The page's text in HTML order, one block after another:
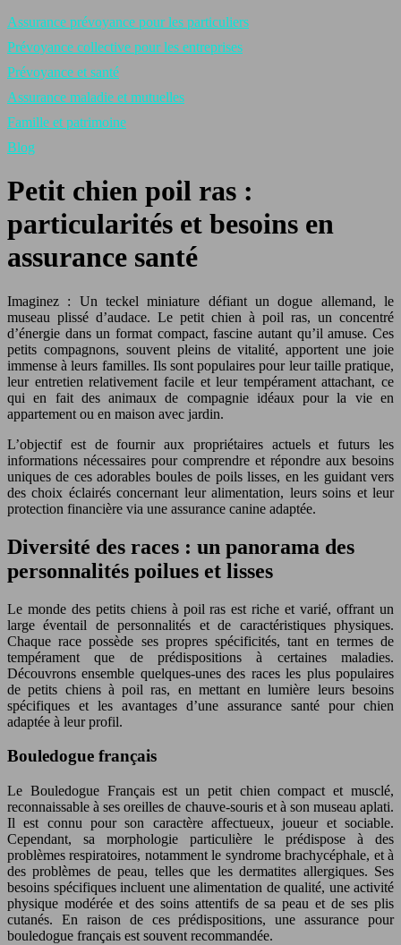
Assurance prévoyance pour les particuliers
Prévoyance collective pour les entreprises
Prévoyance et santé
Assurance maladie et mutuelles
Famille et patrimoine
Blog
Petit chien poil ras :
particularités et besoins en
assurance santé
Imaginez : Un teckel miniature défiant un dogue allemand, le
museau plissé d’audace. Le petit chien à poil ras, un concentré
d’énergie dans un format compact, fascine autant qu’il amuse. Ces
petits compagnons, souvent pleins de vitalité, apportent une joie
immense à leurs familles. Ils sont populaires pour leur taille pratique,
leur entretien relativement facile et leur tempérament attachant, ce
qui en fait des animaux de compagnie idéaux pour la vie en
appartement ou en maison avec jardin.
L’objectif est de fournir aux propriétaires actuels et futurs les
informations nécessaires pour comprendre et répondre aux besoins
uniques de ces adorables boules de poils lisses, en les guidant vers
des choix éclairés concernant leur alimentation, leurs soins et leur
protection financière via une assurance canine adaptée.
Diversité des races : un panorama des
personnalités poilues et lisses
Le monde des petits chiens à poil ras est riche et varié, offrant un
large éventail de personnalités et de caractéristiques physiques.
Chaque race possède ses propres spécificités, tant en termes de
tempérament que de prédispositions à certaines maladies.
Découvrons ensemble quelques-unes des races les plus populaires
de petits chiens à poil ras, en mettant en lumière leurs besoins
spécifiques et les avantages d’une assurance santé pour chien
adaptée à leur profil.
Bouledogue français
Le Bouledogue Français est un petit chien compact et musclé,
reconnaissable à ses oreilles de chauve-souris et à son museau aplati.
Il est connu pour son caractère affectueux, joueur et sociable.
Cependant, sa morphologie particulière le prédispose à des
problèmes respiratoires, notamment le syndrome brachycéphale, et à
des problèmes de peau, telles que les dermatites allergiques. Ses
besoins spécifiques incluent une alimentation de qualité, une activité
physique modérée et des soins attentifs de sa peau et de ses plis
cutanés. En raison de ces prédispositions, une assurance pour
bouledogue français est souvent recommandée.